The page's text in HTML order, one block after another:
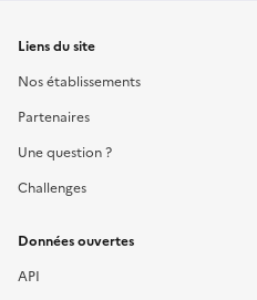
Liens du site
Nos établissements
Partenaires
Une question ?
Challenges
Données ouvertes
API